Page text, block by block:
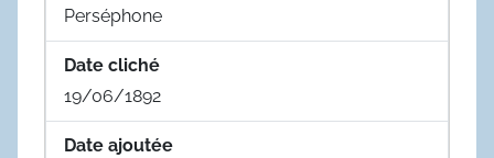
Perséphone
Date cliché
19/06/1892
Date ajoutée